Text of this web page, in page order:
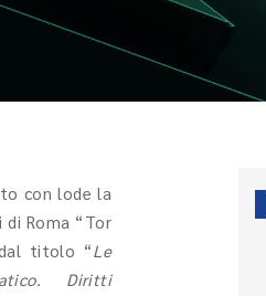
con lode la
di Roma “Tor
dal titolo “Le
Diritti